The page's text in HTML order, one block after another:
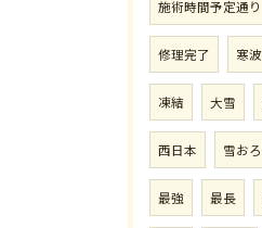
施術時間予定通り
修理完了 寒波
凍結 大雪
西日本 雪お
最強 最長